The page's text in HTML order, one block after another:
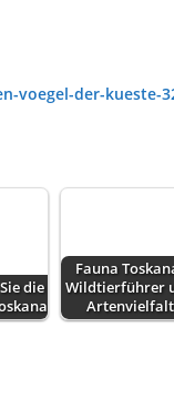
voegel-der-kueste-
die
Fauna
Wildtierführer
Artenvielfalt